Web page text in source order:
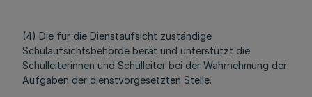
(4) Die für die Dienstaufsicht zuständige
Schulaufsichtsbehörde berät und unterstützt die
Schulleiterinnen und Schulleiter bei der Wahrnehmung der
Aufgaben der dienstvorgesetzten Stelle.